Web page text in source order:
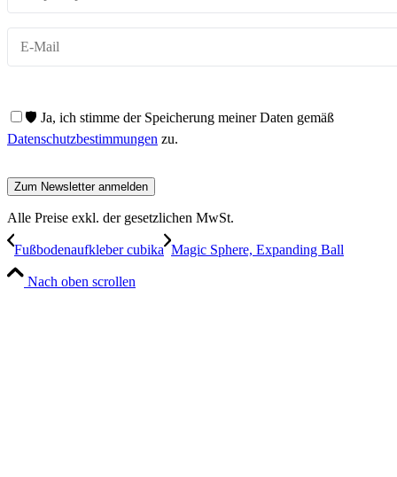
🛡️ Ja, ich stimme der Speicherung meiner Daten gemäß
Datenschutzbestimmungen zu.
Alle Preise exkl. der gesetzlichen MwSt.
Fußbodenaufkleber cubika Magic Sphere, Expanding Ball
Nach oben scrollen